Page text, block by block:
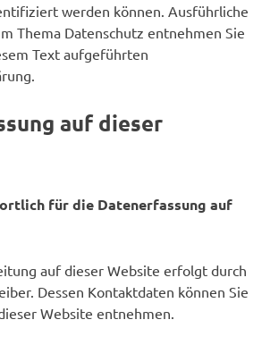
werden können. Ausführliche
Thema Datenschutz entnehmen Sie
Text aufgeführten
auf dieser
für die Datenerfassung auf
auf dieser Website erfolgt durch
Dessen Kontaktdaten können Sie
Website entnehmen.